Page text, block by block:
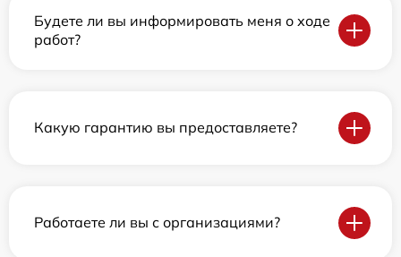
Будете ли вы информировать меня о ходе
работ?
Какую гарантию вы предоставляете?
Работаете ли вы с организациями?